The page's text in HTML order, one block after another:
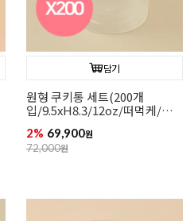
담기
원형 쿠키통 세트(200개
입/9.5xH8.3/12oz/떠먹케/구
2% 69,900원
72,000원